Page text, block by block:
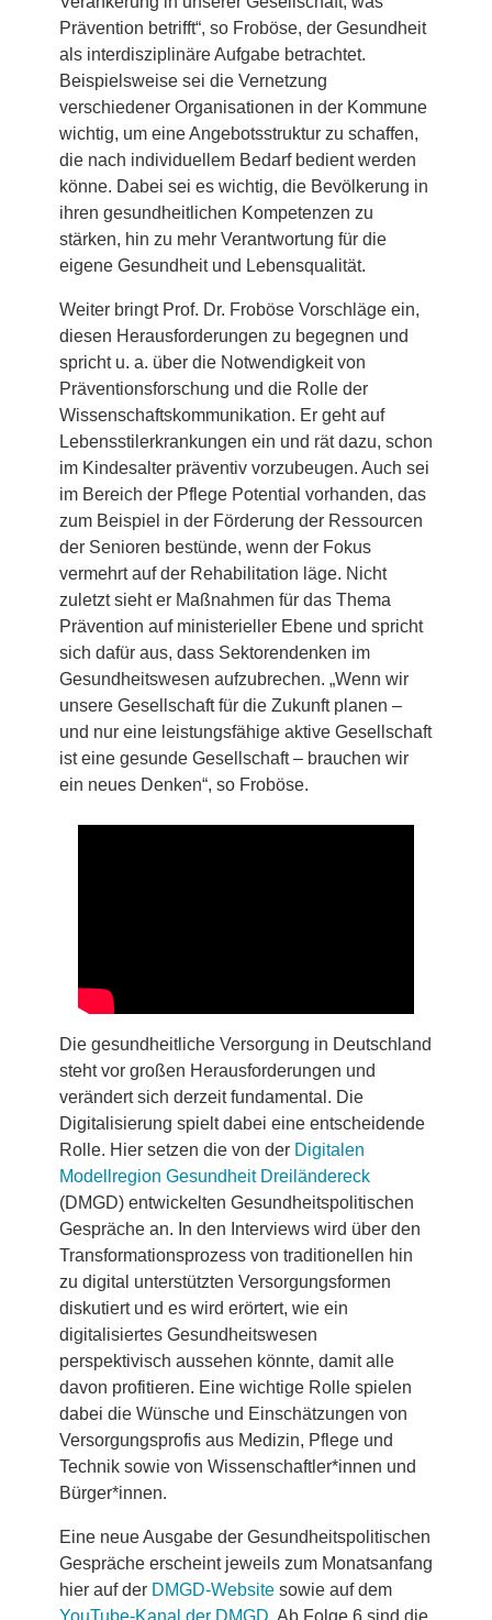
Prävention betrifft“, so Froböse, der Gesundheit
als interdisziplinäre Aufgabe betrachtet.
Beispielsweise sei die Vernetzung
verschiedener Organisationen in der Kommune
wichtig, um eine Angebotsstruktur zu schaffen,
die nach individuellem Bedarf bedient werden
könne. Dabei sei es wichtig, die Bevölkerung in
ihren gesundheitlichen Kompetenzen zu
stärken, hin zu mehr Verantwortung für die
eigene Gesundheit und Lebensqualität.
Weiter bringt Prof. Dr. Froböse Vorschläge ein,
diesen Herausforderungen zu begegnen und
spricht u. a. über die Notwendigkeit von
Präventionsforschung und die Rolle der
Wissenschaftskommunikation. Er geht auf
Lebensstilerkrankungen ein und rät dazu, schon
im Kindesalter präventiv vorzubeugen. Auch sei
im Bereich der Pflege Potential vorhanden, das
zum Beispiel in der Förderung der Ressourcen
der Senioren bestünde, wenn der Fokus
vermehrt auf der Rehabilitation läge. Nicht
zuletzt sieht er Maßnahmen für das Thema
Prävention auf ministerieller Ebene und spricht
sich dafür aus, dass Sektorendenken im
Gesundheitswesen aufzubrechen. „Wenn wir
unsere Gesellschaft für die Zukunft planen –
und nur eine leistungsfähige aktive Gesellschaft
ist eine gesunde Gesellschaft – brauchen wir
ein neues Denken“, so Froböse.
Die gesundheitliche Versorgung in Deutschland
steht vor großen Herausforderungen und
verändert sich derzeit fundamental. Die
Digitalisierung spielt dabei eine entscheidende
Rolle. Hier setzen die von der Digitalen
Modellregion Gesundheit Dreiländereck
(DMGD) entwickelten Gesundheitspolitischen
Gespräche an. In den Interviews wird über den
Transformationsprozess von traditionellen hin
zu digital unterstützten Versorgungsformen
diskutiert und es wird erörtert, wie ein
digitalisiertes Gesundheitswesen
perspektivisch aussehen könnte, damit alle
davon profitieren. Eine wichtige Rolle spielen
dabei die Wünsche und Einschätzungen von
Versorgungsprofis aus Medizin, Pflege und
Technik sowie von Wissenschaftler*innen und
Bürger*innen.
Eine neue Ausgabe der Gesundheitspolitischen
Gespräche erscheint jeweils zum Monatsanfang
hier auf der DMGD-Websitesowie auf dem
YouTube-Kanal der DMGD . Ab Folge 6 sind die